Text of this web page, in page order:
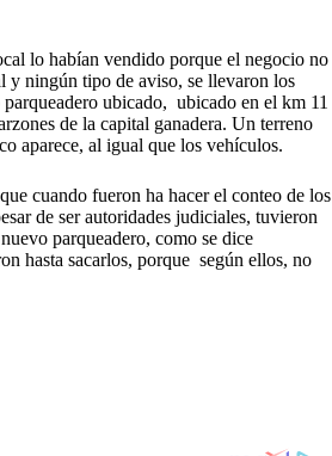
lo habían vendido porque el negocio no
y ningún tipo de aviso, se llevaron los
ubicado, ubicado en el km 11
de la capital ganadera. Un terreno
aparece, al igual que los vehículos.
cuando fueron ha hacer el conteo de los
de ser autoridades judiciales, tuvieron
parqueadero, como se dice
hasta sacarlos, porque según ellos, no